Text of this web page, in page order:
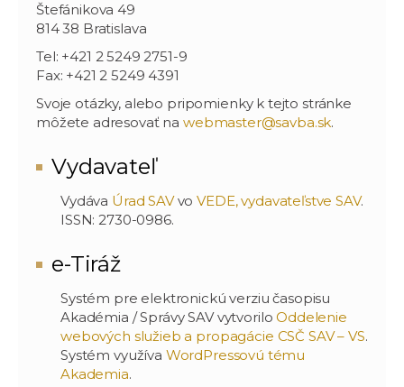
Štefánikova 49
814 38 Bratislava
Tel: +421 2 5249 2751-9
Fax: +421 2 5249 4391
Svoje otázky, alebo pripomienky k tejto stránke
môžete adresovať na webmaster@savba.sk.
Vydavateľ
Vydáva Úrad SAVvoVEDE, vydavateľstve SAV.
ISSN: 2730-0986.
e-Tiráž
Systém pre elektronickú verziu časopisu
Akadémia / Správy SAV vytvoriloOddelenie
webových služieb a propagácie CSČ SAV – VS.
Systém využíva WordPressovú tému
Akademia.